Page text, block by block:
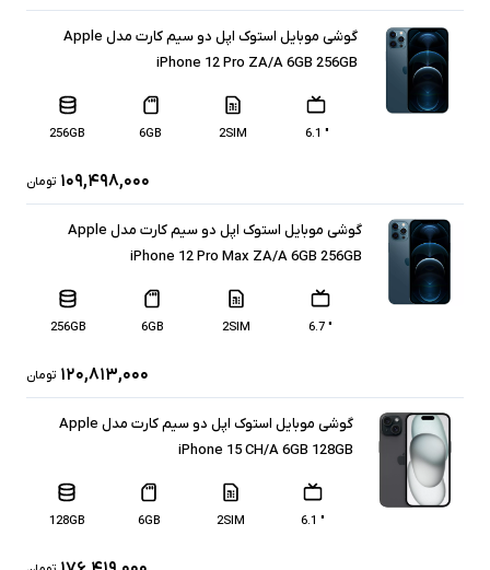
گوشی موبایل استوک اپل دو سیم کارت مدل Apple
iPhone 12 Pro ZA/A 6GB 256GB
" 6.1
2SIM
6GB
256GB
۱۰۹,۴۹۸,۰۰۰ تومان
گوشی موبایل استوک اپل دو سیم کارت مدل Apple
iPhone 12 Pro Max ZA/A 6GB 256GB
" 6.7
2SIM
6GB
256GB
۱۲۰,۸۱۳,۰۰۰ تومان
گوشی موبایل استوک اپل دو سیم کارت مدل Apple
iPhone 15 CH/A 6GB 128GB
" 6.1
2SIM
6GB
128GB